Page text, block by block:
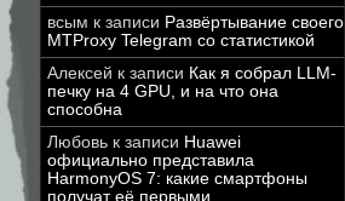
всым к записи Развёртывание своего
MTProxy Telegram со статистикой
Алексей к записи Как я собрал LLM-
печку на 4 GPU, и на что она
способна
Любовь к записи Huawei
официально представила
HarmonyOS 7: какие смартфоны
получат её первыми